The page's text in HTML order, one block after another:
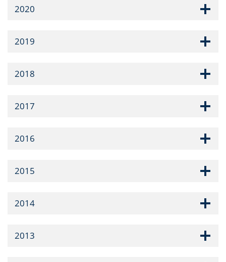
2020
2019
2018
2017
2016
2015
2014
2013